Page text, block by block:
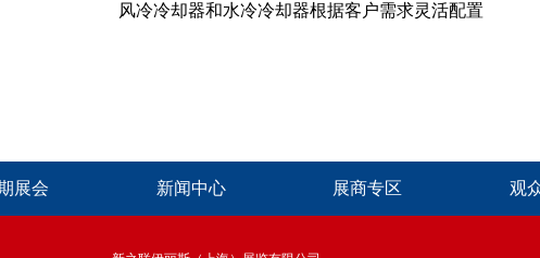
风冷冷却器和水冷冷却器根据客户需求灵活配置
展会 新闻中心 展商专区 观